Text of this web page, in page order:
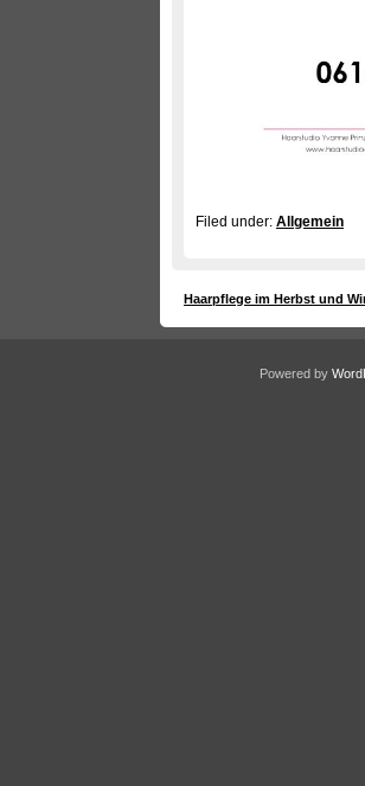
Filed under: Allgemein
Haarpflege im Herbst und
Powered by